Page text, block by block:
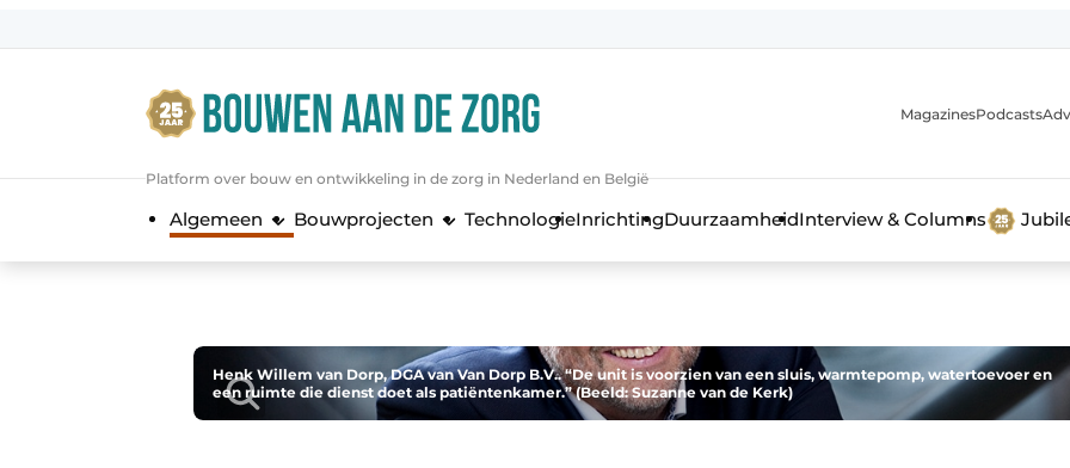
Algemene voorwaarden
Contact
Jubileumboek
Platform over bouw en ontwikkeling in de zorg in Nederland en België
MagazinesPodcasts
Algemeen Bouwprojecten TechnologieInrichtingDuurzaamheidInterview & Columns
Henk Willem van Dorp, DGA van Van Dorp B.V.. “De unit is voorzien van een sluis, warmtepomp, watertoevoer en
een ruimte die dienst doet als patiëntenkamer.” (Beeld: Suzanne van de Kerk)